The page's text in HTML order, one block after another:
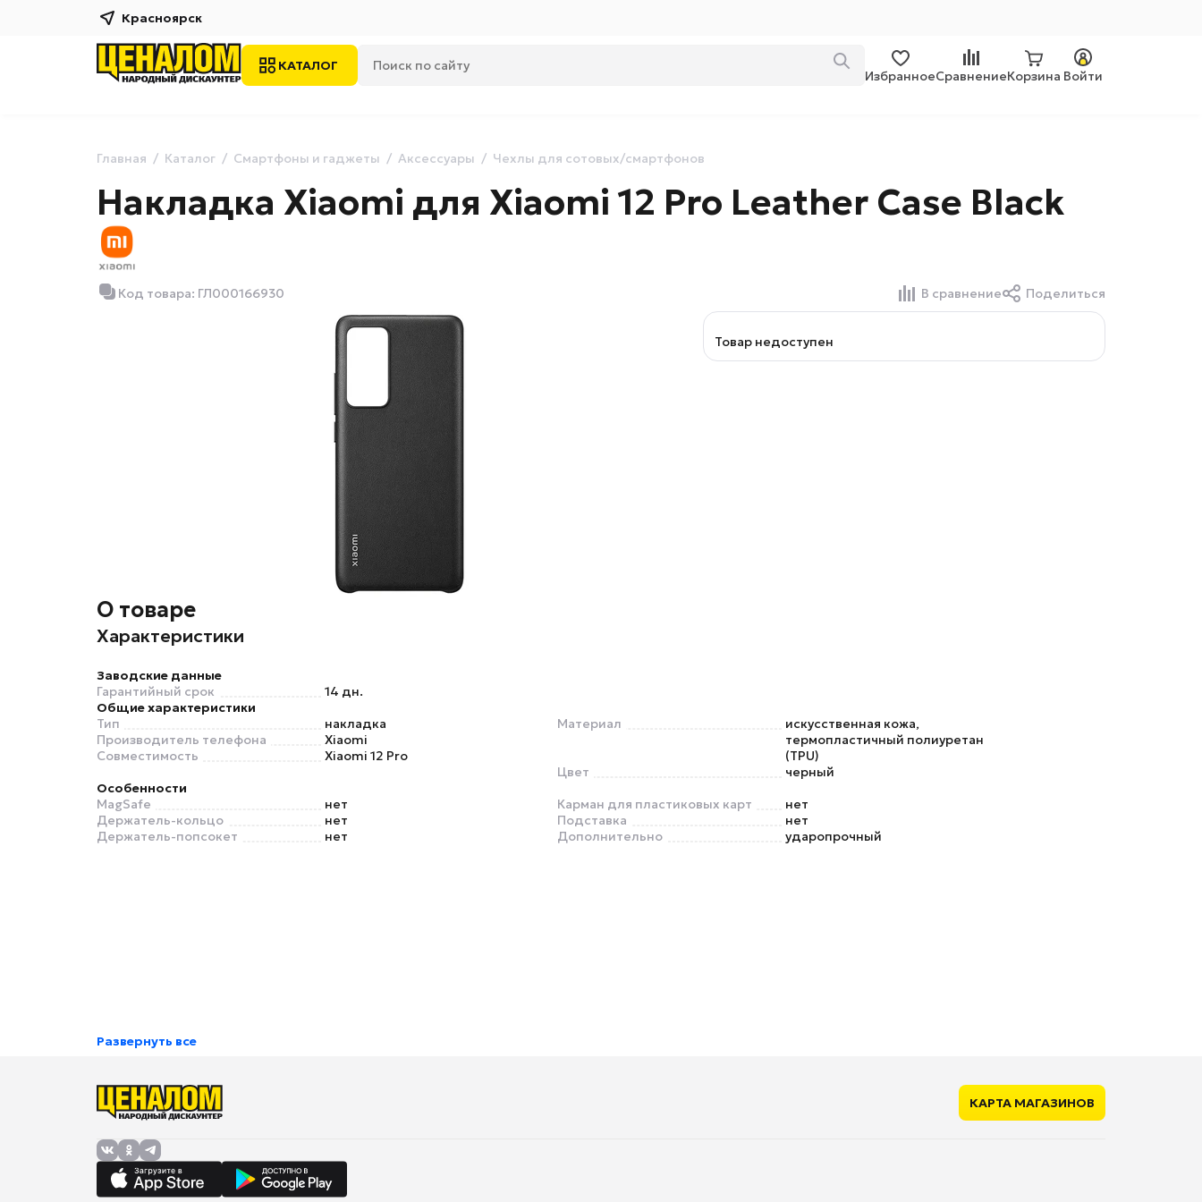
Красноярск
КАТАЛОГ
ИзбранноеСравнениеКорзина Войти
Главная Каталог Смартфоны и гаджеты Аксессуары Чехлы для сотовых/смартфонов
Накладка Xiaomi для Xiaomi 12 Pro Leather Case Black
Код товара: ГЛ000166930 В сравнение Поделиться
Товар недоступен
О товаре
Характеристики
Заводские данные
Гарантийный срок
14 дн.
Общие характеристики
Тип
накладка
Производитель телефона
Xiaomi
Совместимость
Xiaomi 12 Pro
Материал
искусственная кожа,
термопластичный полиуретан
(TPU)
Цвет
черный
Особенности
MagSafe
нет
Держатель-кольцо
нет
Держатель-попсокет
нет
Карман для пластиковых карт
нет
Подставка
нет
Дополнительно
ударопрочный
Развернуть все
КАРТА МАГАЗИНОВ